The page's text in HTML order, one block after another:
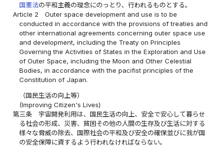
国憲法の平和主義の理念にのっとり、行われるものとする。
Article 2
Outer space development and use is to be
conducted in accordance with the provisions of treaties and
other international agreements concerning outer space use
and development, including the Treaty on Principles
Governing the Activities of States in the Exploration and Use
of Outer Space, including the Moon and Other Celestial
Bodies, in accordance with the pacifist principles of the
Constitution of Japan.
（国民生活の向上等）
(Improving Citizen's Lives)
第三条
宇宙開発利用は、国民生活の向上、安全で安心して暮らせ
る社会の形成、災害、貧困その他の人間の生存及び生活に対する
様々な脅威の除去、国際社会の平和及び安全の確保並びに我が国
の安全保障に資するよう行われなければならない。